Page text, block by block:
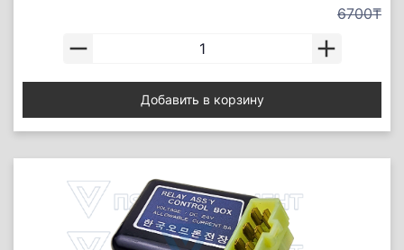
6700₸
Добавить в корзину